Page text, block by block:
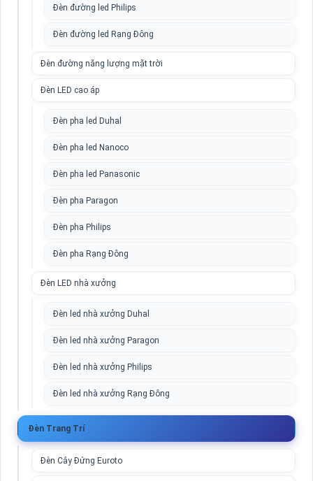
Đèn đường led Philips
Đèn đường led Rạng Đông
Đèn đường năng lượng mặt trời
Đèn LED cao áp
Đèn pha led Duhal
Đèn pha led Nanoco
Đèn pha led Panasonic
Đèn pha Paragon
Đèn pha Philips
Đèn pha Rạng Đông
Đèn LED nhà xưởng
Đèn led nhà xưởng Duhal
Đèn led nhà xưởng Paragon
Đèn led nhà xưởng Philips
Đèn led nhà xưởng Rạng Đông
Đèn Trang Trí
Đèn Cây Đứng Euroto